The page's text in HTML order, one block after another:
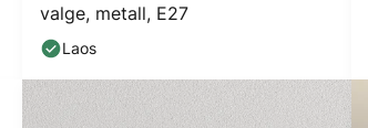
valge, metall, E27
Laos